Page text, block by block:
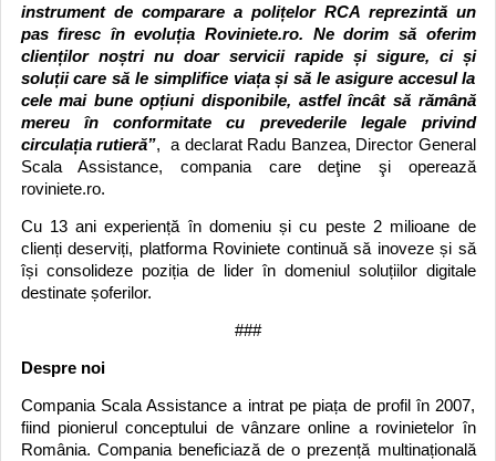
instrument de comparare a polițelor RCA reprezintă un
pas firesc în evoluția Roviniete.ro. Ne dorim să oferim
clienților noștri nu doar servicii rapide și sigure, ci și
soluții care să le simplifice viața și să le asigure accesul la
cele mai bune opțiuni disponibile, astfel încât să rămână
mereu în conformitate cu prevederile legale privind
circulația rutieră”, a declarat Radu Banzea, Director General
Scala Assistance, compania care deţine şi operează
roviniete.ro.
Cu 13 ani experiență în domeniu și cu peste 2 milioane de
clienți deserviți, platforma Roviniete continuă să inoveze și să
își consolideze poziția de lider în domeniul soluțiilor digitale
destinate șoferilor.
###
Despre noi
Compania Scala Assistance a intrat pe piața de profil în 2007,
fiind pionierul conceptului de vânzare online a rovinietelor în
România. Compania beneficiază de o prezență multinațională